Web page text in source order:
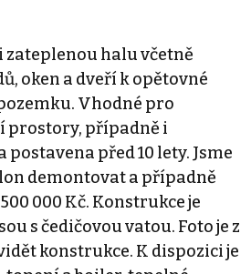
zateplenou halu včetně
oken a dveří k opětovné
Vhodné pro
prostory, případně i
postavena před 10 lety. Jsme
demontovat a případně
000 Kč. Konstrukce je
s čedičovou vatou. Foto je z
konstrukce. K dispozici je